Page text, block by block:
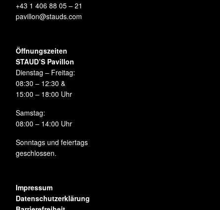
+43 1 406 88 05 – 21
pavillon@stauds.com
Öffnungszeiten
STAUD’S Pavillon
Dienstag – Freitag:
08:30 – 12:30 &
15:00 – 18:00 Uhr
Samstag:
08:00 – 14:00 Uhr
Sonntags und feiertags
geschlossen.
Impressum
Datenschutzerklärung